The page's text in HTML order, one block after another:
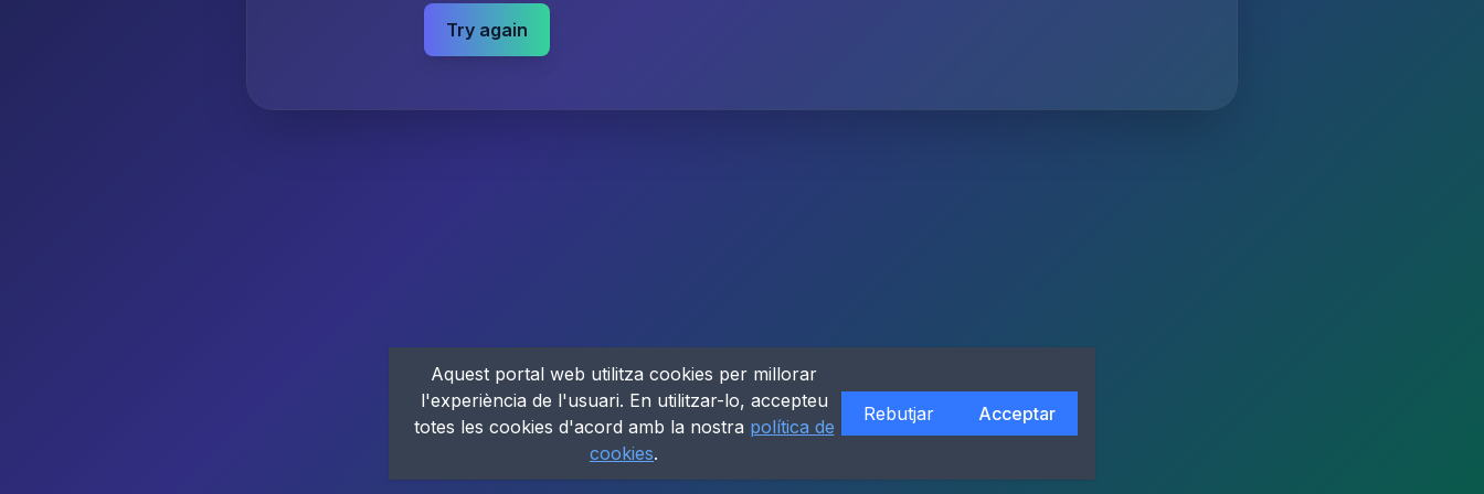
Try again
Aquest portal web utilitza cookies per millorar
l'experiència de l'usuari. En utilitzar-lo, accepteu
totes les cookies d'acord amb la nostra política de
cookies.
Rebutjar Acceptar